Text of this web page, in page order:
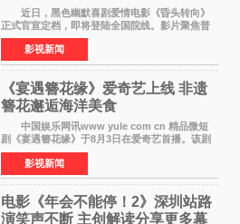
近日，黑色幽默喜剧爱情电影《昏头转向》
正式官宣定档，即将登陆全国院线。影片聚焦普
通人的荒诞生活，以戏谑诙谐的镜头语言、反转
不断的剧情，融合爆笑喜剧与细腻爱情元素，打
造出一部接地气
影视新闻
《宴遇簪花缘》爱奇艺上线 非遗
簪花邂逅海洋美食
中国娱乐网讯www yule com cn 精品微短
剧《宴遇簪花缘》于8月3日在爱奇艺首播。该剧
是泉州荣膺世界美食之都后推出的首部美食主题
文旅微短剧，实力派演员孙茜特别出演簪花非遗
传承人，她曾参演
影视新闻
电影《年会不能停！2》深圳站路
演笑声不断 主创解读分享更多幕